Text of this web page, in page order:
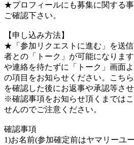
★プロフィールにも募集に関する
ご確認下さい。
【申し込み方法】
★「参加リクエストに進む」を送
者との「トーク」が可能になりま
や連絡を待たずに「トーク」画面
の項目をお知らせください。こち
を確認した後にお返事や承認等さ
※確認事項をお知らせ頂くまでは
せんのでご注意ください。
確認事項
1)お名前(参加確定前はヤマリーユ